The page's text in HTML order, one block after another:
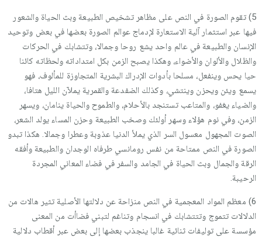
5) تقوم الصورة في النص على مظاهر تشخيص الطبيعة وبث الحياة والشعور
فيها عبر استثمار آلية الاستعارة لإدماج عوالم الصورة بعضها في بعض وتوحيد
الإنسان والطبيعة في عالم واحد يشع روحا وجمالا، وتتشابك في الحركات
والظلال والألوان والأضواء، وهكذا يصبح الزمن بكل امتداداته ولحظاته كائنا
حيا يحس وينفعل، مسلحا بأدوات الإدراك البشرية المتجاوزة للمألوف، فهو
يسمع ويئن ويحزن وينتشي، وكذلك الضفدعة والقمرية يملآن الليل هتافا،
والضياء يغفو، والمتاعب تستنجد بالأحلام، والطموح والحياة ينامان، ويسهر
الزمن، وفي نوم هؤلاء وسهر أولئك وصخب الطبيعة وحزن المساء يولد الشعر،
الصوت المجهول معسول السر الذي يملأ الدنيا عذوبة وعطرا وجمالا. هكذا تبدو
الصورة في النص ممتاحة من نفس رومانسي طرفاه الوجدان والطبيعة وأفقه
الرقة والجمال وبث الحياة في الجامد والسفر في فضاء المعاني المجردة
الرحيبة.
6) معظم المواد المعجمية في النص منزاحة عن دلالتها الأصلية تثير هالات من
الدلالات تتموج وتتتشابك في انسجام وتناغم لتبني فضاأت من المعنى
مؤسسة على توليفات ثنائية غالبا ينجذب بعضها إلى بعض عبر أقطاب دلالية